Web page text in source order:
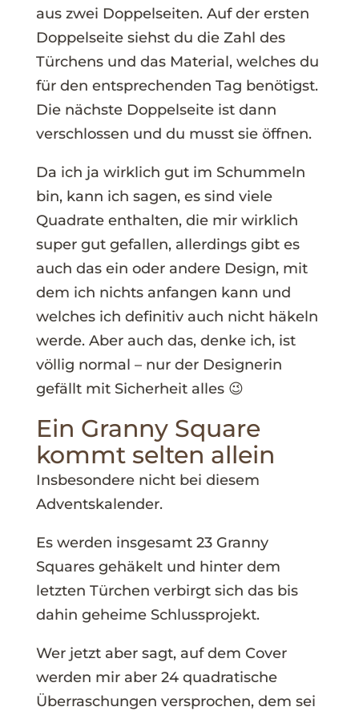
aus zwei Doppelseiten. Auf der ersten
Doppelseite siehst du die Zahl des
Türchens und das Material, welches du
für den entsprechenden Tag benötigst.
Die nächste Doppelseite ist dann
verschlossen und du musst sie öffnen.
Da ich ja wirklich gut im Schummeln
bin, kann ich sagen, es sind viele
Quadrate enthalten, die mir wirklich
super gut gefallen, allerdings gibt es
auch das ein oder andere Design, mit
dem ich nichts anfangen kann und
welches ich definitiv auch nicht häkeln
werde. Aber auch das, denke ich, ist
völlig normal – nur der Designerin
gefällt mit Sicherheit alles 😉
Ein Granny Square
kommt selten allein
Insbesondere nicht bei diesem
Adventskalender.
Es werden insgesamt 23 Granny
Squares gehäkelt und hinter dem
letzten Türchen verbirgt sich das bis
dahin geheime Schlussprojekt.
Wer jetzt aber sagt, auf dem Cover
werden mir aber 24 quadratische
Überraschungen versprochen, dem sei